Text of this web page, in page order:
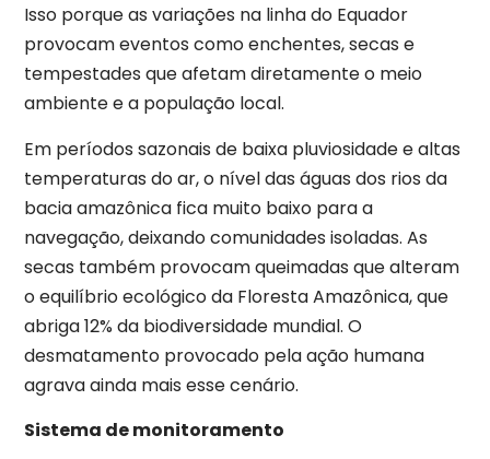
Isso porque as variações na linha do Equador
provocam eventos como enchentes, secas e
tempestades que afetam diretamente o meio
ambiente e a população local.
Em períodos sazonais de baixa pluviosidade e altas
temperaturas do ar, o nível das águas dos rios da
bacia amazônica fica muito baixo para a
navegação, deixando comunidades isoladas. As
secas também provocam queimadas que alteram
o equilíbrio ecológico da Floresta Amazônica, que
abriga 12% da biodiversidade mundial. O
desmatamento provocado pela ação humana
agrava ainda mais esse cenário.
Sistema de monitoramento